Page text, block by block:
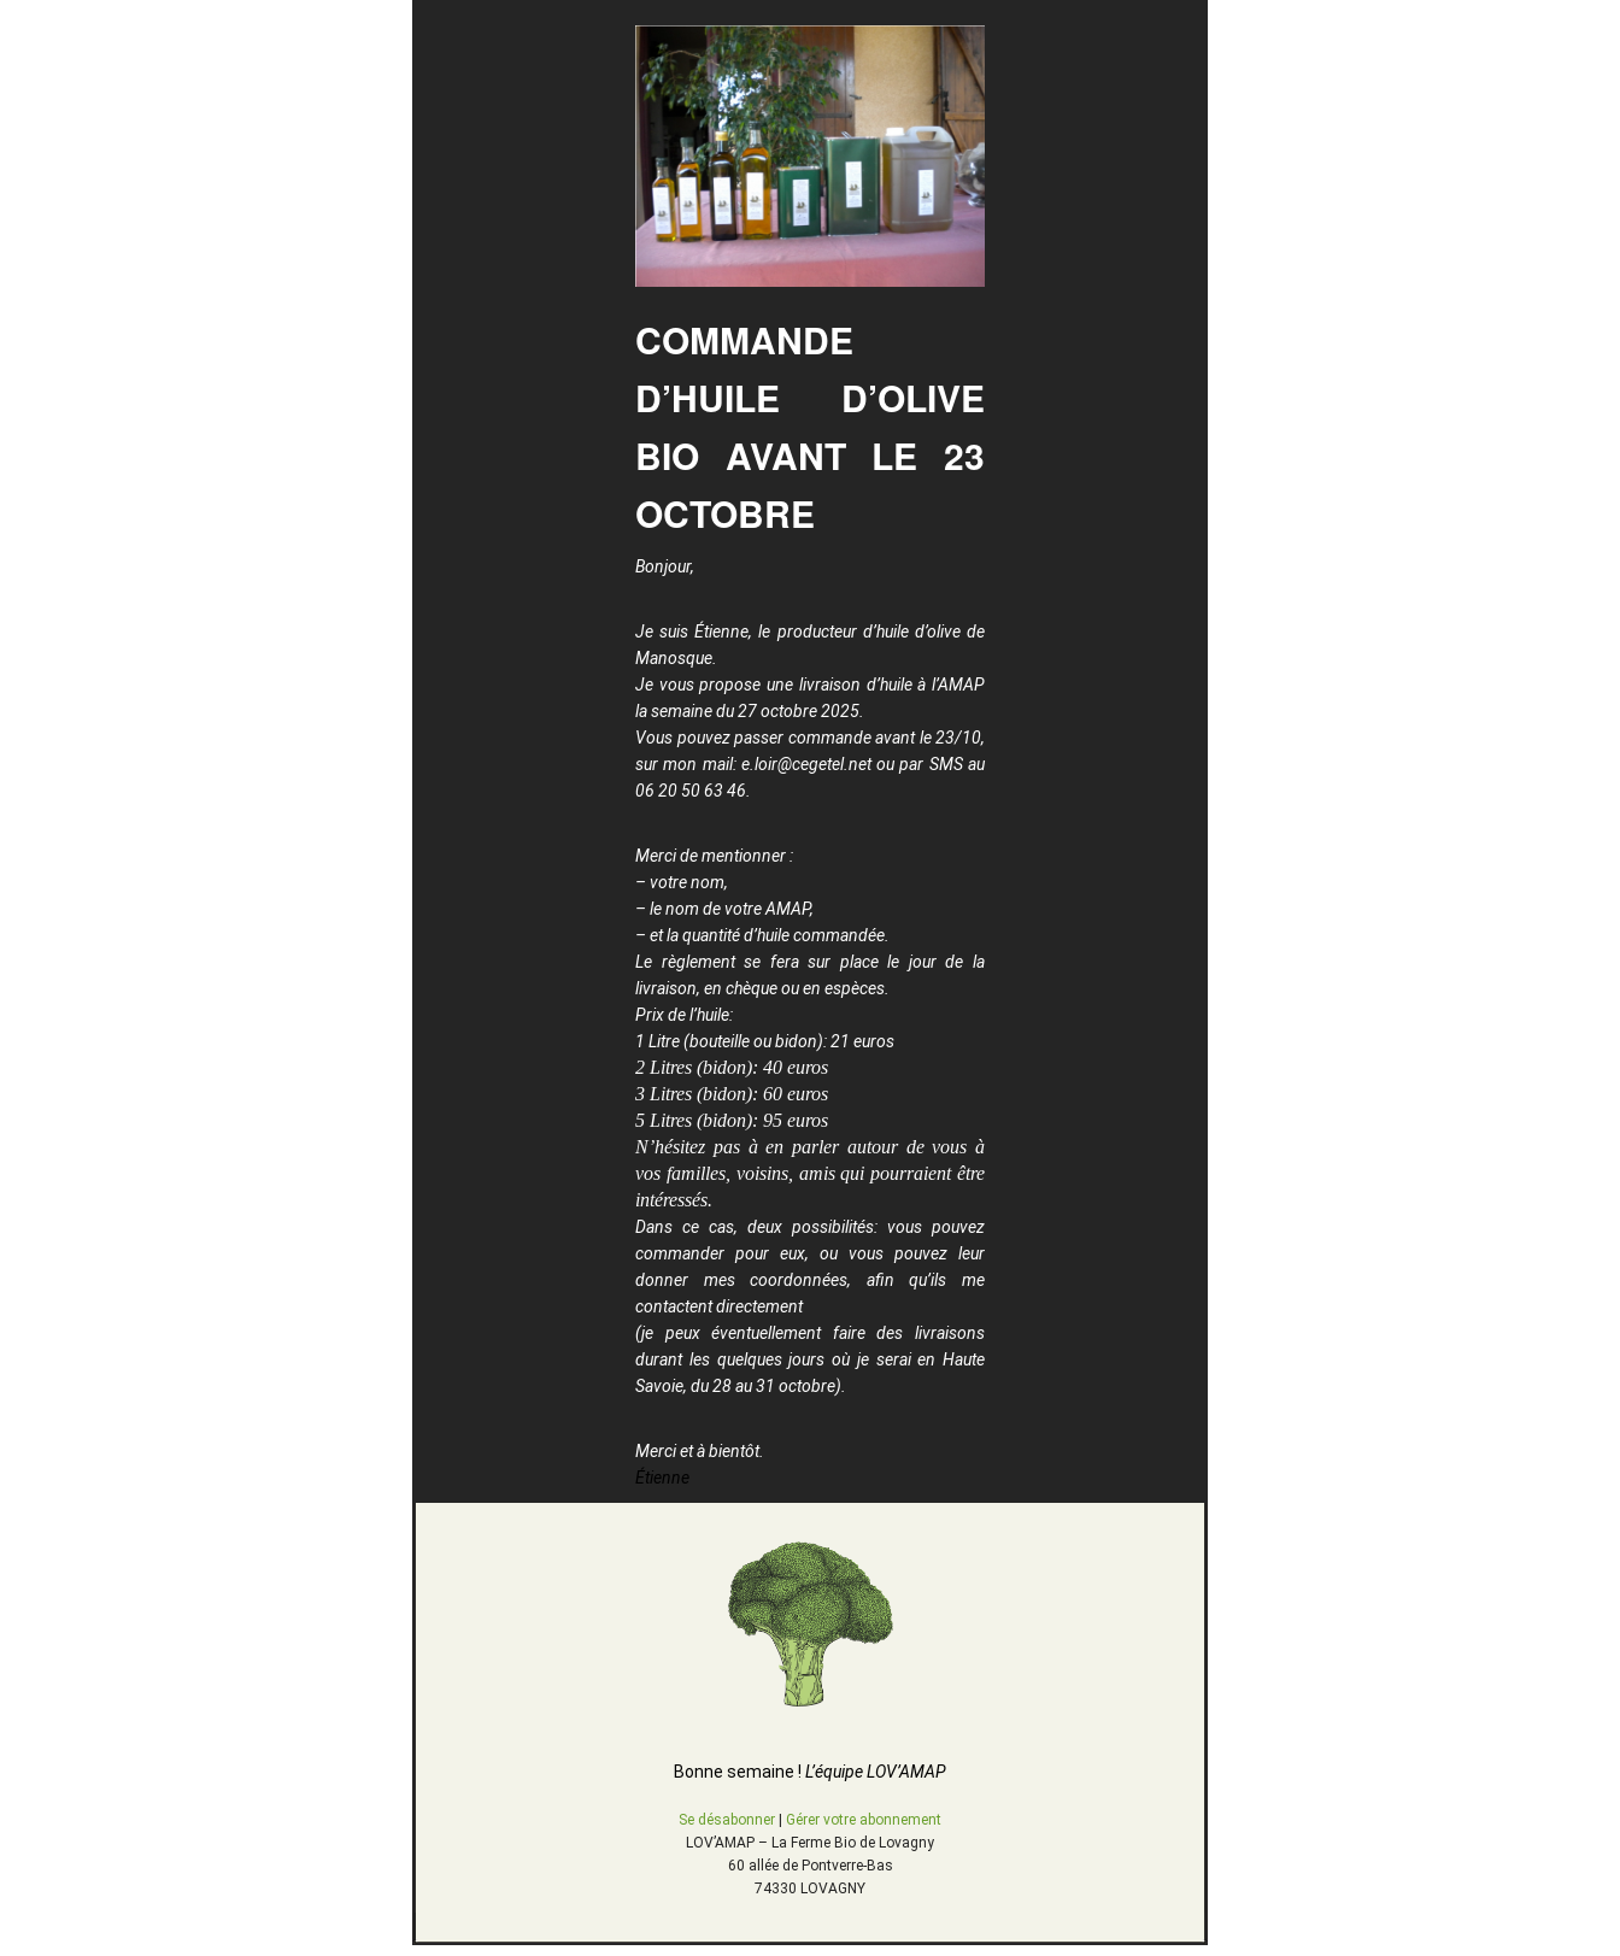
COMMANDE
D’HUILE D’OLIVE
BIO AVANT LE 23
OCTOBRE
Bonjour,
Je suis Étienne, le producteur d’huile d’olive de
Manosque.
Je vous propose une livraison d’huile à l’AMAP
la semaine du 27 octobre 2025.
Vous pouvez passer commande avant le 23/10,
sur mon mail: e.loir@cegetel.net ou par SMS au
06 20 50 63 46.
Merci de mentionner :
– votre nom,
– le nom de votre AMAP,
– et la quantité d’huile commandée.
Le règlement se fera sur place le jour de la
livraison, en chèque ou en espèces.
Prix de l’huile:
1 Litre (bouteille ou bidon): 21 euros
2 Litres (bidon): 40 euros
3 Litres (bidon): 60 euros
5 Litres (bidon): 95 euros
N’hésitez pas à en parler autour de vous à
vos familles, voisins, amis qui pourraient être
intéressés.
Dans ce cas, deux possibilités: vous pouvez
commander pour eux, ou vous pouvez leur
donner mes coordonnées, afin qu’ils me
contactent directement
(je peux éventuellement faire des livraisons
durant les quelques jours où je serai en Haute
Savoie, du 28 au 31 octobre).
Merci et à bientôt.
Étienne
Bonne semaine ! L’équipe LOV’AMAP
Se désabonner | Gérer votre abonnement
LOV’AMAP – La Ferme Bio de Lovagny
60 allée de Pontverre-Bas
74330 LOVAGNY